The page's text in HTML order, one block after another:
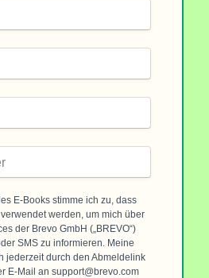
E-Books stimme ich zu, dass
werden, um mich über
der Brevo GmbH („BREVO“)
SMS zu informieren. Meine
jederzeit durch den Abmeldelink
E-Mail an support@brevo.com